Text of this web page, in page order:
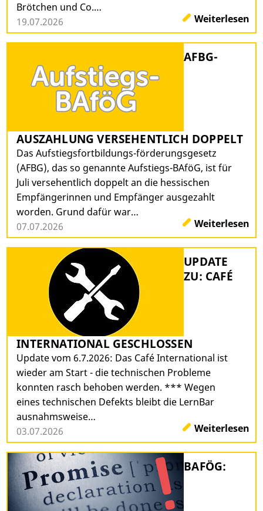
Brötchen und Co.…
Weiterlesen
19.07.2026
AFBG-
AUSZAHLUNG VERSEHENTLICH DOPPELT
Das Aufstiegsfortbildungs-förderungsgesetz
(AFBG), das so genannte Aufstiegs-BAföG, ist für
Juli versehentlich doppelt an die hessischen
Empfängerinnen und Empfänger ausgezahlt
worden. Grund dafür war…
Weiterlesen
07.07.2026
UPDATE
ZU: CAFÉ
INTERNATIONAL GESCHLOSSEN
Update vom 6.7.2026: Das Café International ist
wieder am Start - die technischen Probleme
konnten rasch behoben werden. *** Wegen
eines technischen Defekts bleibt die LernBar
ausnahmsweise…
Weiterlesen
03.07.2026
BAFÖG: